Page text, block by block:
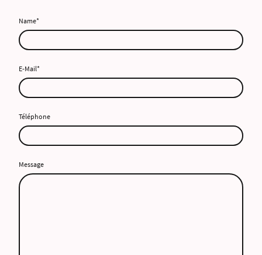
Name*
E-Mail*
Téléphone
Message